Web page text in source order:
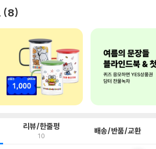
8
리뷰/한줄평
10 배송/반품/교환